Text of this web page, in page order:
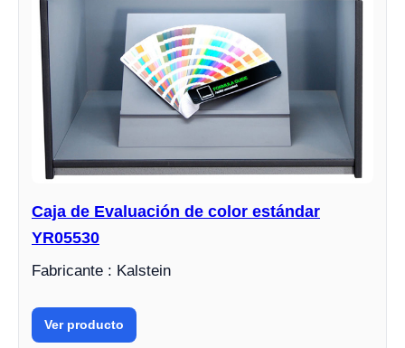
Caja de Evaluación de color estándar
YR05530
Fabricante : Kalstein
Ver producto